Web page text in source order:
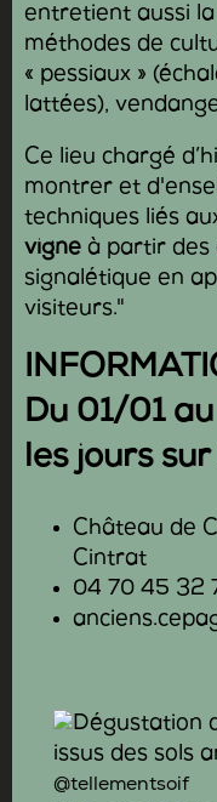
entretient aussi
méthodes de
« pessiaux »
lattées),
Ce lieu chargé
montrer et
techniques liés
vigne à partir des
signalétique en
visiteurs."
Du 01/01
les jours
Château de
Cintrat
04 70 45 32
@tellementsoif